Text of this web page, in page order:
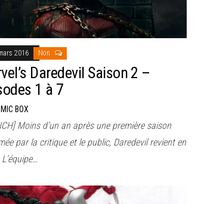
2016 Non
Daredevil Saison 2 –
1 à 7
BOX
Moins d’un an après une première saison
par la critique et le public, Daredevil revient en